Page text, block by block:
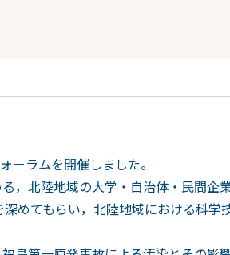
ーラムを開催しました。
，北陸地域の大学・自治体・民間企
めてもらい，北陸地域における科学